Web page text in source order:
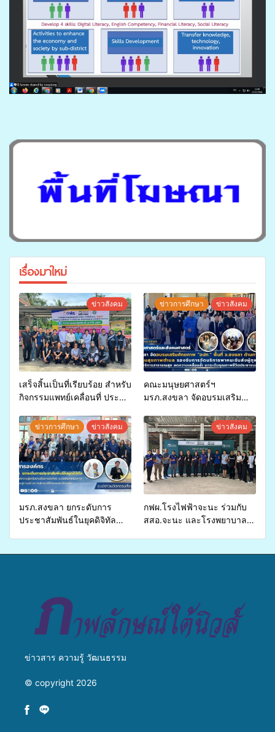
เรื่องมาใหม่
ข่าวสังคม
เสร็จสิ้นเป็นที่เรียบร้อย สำหรับ
กิจกรรมแพทย์เคลื่อนที่ ประจำ
สุขภาพแก่ประชาชนในพื้นที่
อำเภอจะนะ
ข่าวการศึกษา ข่าวสังคม
คณะมนุษยศาสตร์ฯ
มรภ.สงขลา จัดอบรมเสริม
จ่ายงบกองทุนสุขภาพตำบล
รองรับการจัดบริการพาหนะรับ
ส่งผู้ทุพพลภาพเพื่อเข้ารับ
บริการสาธารณสุข ลดความ
เหลื่อมล้ำ ยกระดับคุณภาพ
ชีวิตประชาชนอย่างยั่งยืน
ข่าวการศึกษา ข่าวสังคม
มรภ.สงขลา ยกระดับการ
ประชาสัมพันธ์ในยุคดิจิทัล
ข่าวสังคม
กฟผ.โรงไฟฟ้าจะนะ ร่วมกับ
สสอ.จะนะ และโรงพยาบาล
ข่าวสาร ความรู้ วัฒนธรรม
© copyright 2026